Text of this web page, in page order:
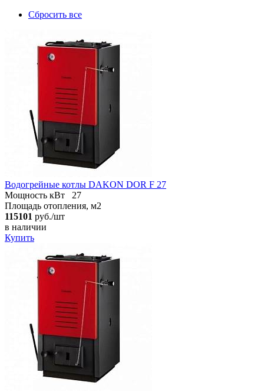
Сбросить все
Водогрейные котлы DAKON DOR F 27
Мощность кВт
27
Площадь отопления, м2
115101 руб./шт
в наличии
Купить